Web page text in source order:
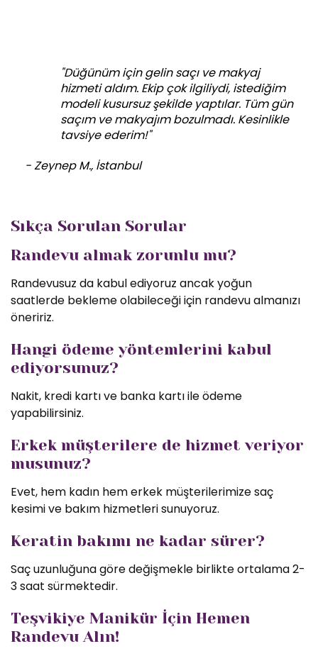
"Düğünüm için gelin saçı ve makyaj
hizmeti aldım. Ekip çok ilgiliydi, istediğim
modeli kusursuz şekilde yaptılar. Tüm gün
saçım ve makyajım bozulmadı. Kesinlikle
tavsiye ederim!"
- Zeynep M., İstanbul
Sıkça Sorulan Sorular
Randevu almak zorunlu mu?
Randevusuz da kabul ediyoruz ancak yoğun
saatlerde bekleme olabileceği için randevu almanızı
öneririz.
Hangi ödeme yöntemlerini kabul
ediyorsunuz?
Nakit, kredi kartı ve banka kartı ile ödeme
yapabilirsiniz.
Erkek müşterilere de hizmet veriyor
musunuz?
Evet, hem kadın hem erkek müşterilerimize saç
kesimi ve bakım hizmetleri sunuyoruz.
Keratin bakımı ne kadar sürer?
Saç uzunluğuna göre değişmekle birlikte ortalama 2-
3 saat sürmektedir.
Teşvikiye Manikür İçin Hemen
Randevu Alın!